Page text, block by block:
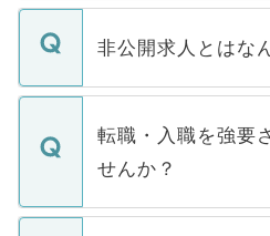
ご登録いただきまし
登録内容を確認し、
ます。通常、5営業
いただきますので、
非公開求人とはな
マイナビDOCTORで
うち約3割は、Web
けない「非公開求人
下記の理由によって
ません。
転職・入職を強要
せんか？
転職・入職を強要す